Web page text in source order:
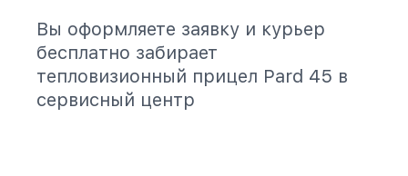
Вы оформляете заявку и курьер
бесплатно забирает
тепловизионный прицел Pard 45 в
сервисный центр